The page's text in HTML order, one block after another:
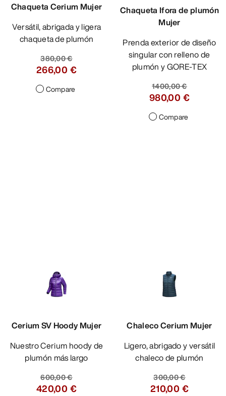
Chaqueta Cerium Mujer
Versátil, abrigada y ligera
chaqueta de plumón
380,00 €
266,00 €
Compare
Chaqueta Ifora de plumón
Mujer
Prenda exterior de diseño
singular con relleno de
plumón y GORE-TEX
1400,00 €
980,00 €
Compare
Cerium SV Hoody Mujer
Nuestro Cerium hoody de
plumón más largo
600,00 €
420,00 €
Chaleco Cerium Mujer
Ligero, abrigado y versátil
chaleco de plumón
300,00 €
210,00 €